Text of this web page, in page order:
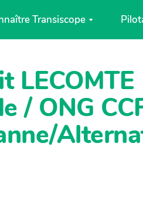
Transiscope
/ ONG